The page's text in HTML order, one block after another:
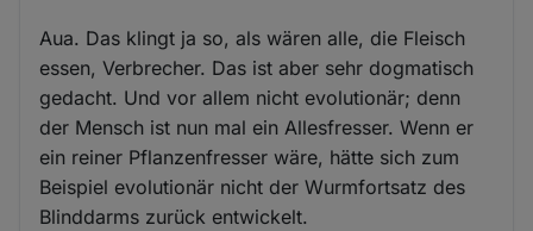
Aua. Das klingt ja so, als wären alle, die Fleisch
essen, Verbrecher. Das ist aber sehr dogmatisch
gedacht. Und vor allem nicht evolutionär; denn
der Mensch ist nun mal ein Allesfresser. Wenn er
ein reiner Pflanzenfresser wäre, hätte sich zum
Beispiel evolutionär nicht der Wurmfortsatz des
Blinddarms zurück entwickelt.